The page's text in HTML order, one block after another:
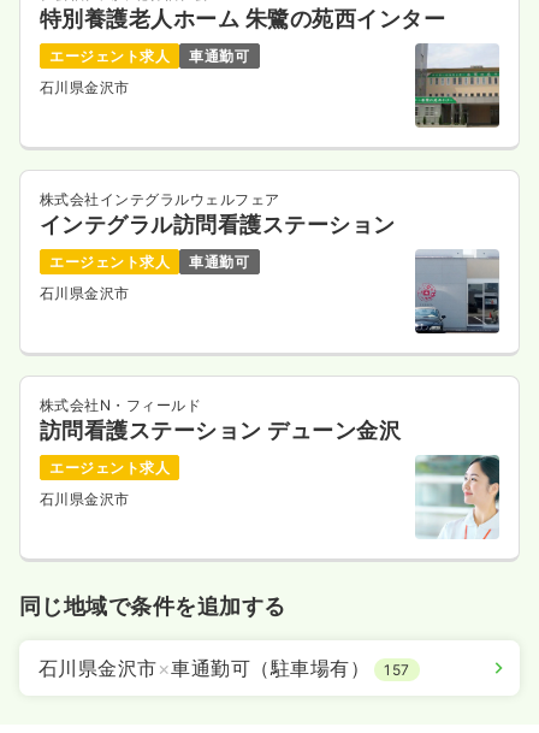
特別養護老人ホーム 朱鷺の苑西インター
エージェント求人
車通勤可
石川県金沢市
株式会社インテグラルウェルフェア
インテグラル訪問看護ステーション
エージェント求人
車通勤可
石川県金沢市
株式会社N・フィールド
訪問看護ステーション デューン金沢
エージェント求人
石川県金沢市
同じ地域で条件を追加する
石川県金沢市×車通勤可（駐車場有） 157